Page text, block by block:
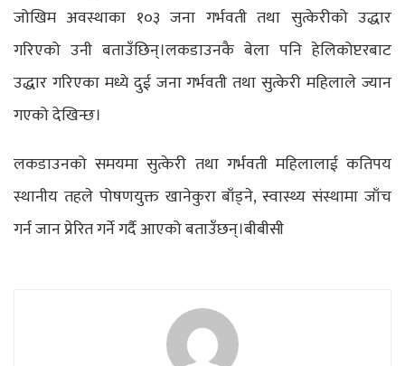
जोखिम अवस्थाका १०३ जना गर्भवती तथा सुत्केरीको उद्धार
गरिएको उनी बताउँछिन्।लकडाउनकै बेला पनि हेलिकोप्टरबाट
उद्धार गरिएका मध्ये दुई जना गर्भवती तथा सुत्केरी महिलाले ज्यान
गएको देखिन्छ।
लकडाउनको समयमा सुत्केरी तथा गर्भवती महिलालाई कतिपय
स्थानीय तहले पोषणयुक्त खानेकुरा बाँड्ने, स्वास्थ्य संस्थामा जाँच
गर्न जान प्रेरित गर्ने गर्दै आएको बताउँछन्।बीबीसी